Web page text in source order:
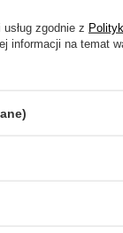
najciekawsze
zgodnie z
informacji na temat